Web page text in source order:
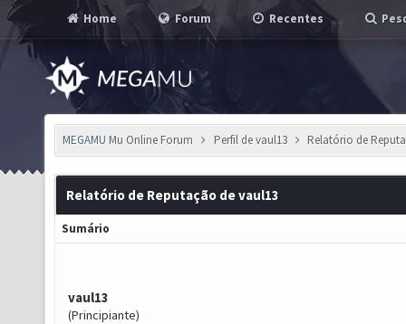
Home Forum Recentes
MEGAMU Mu Online Forum Perfil de vaul13 Relatório de
Relatório de Reputação de vaul13
Sumário
vaul13
(Principiante)